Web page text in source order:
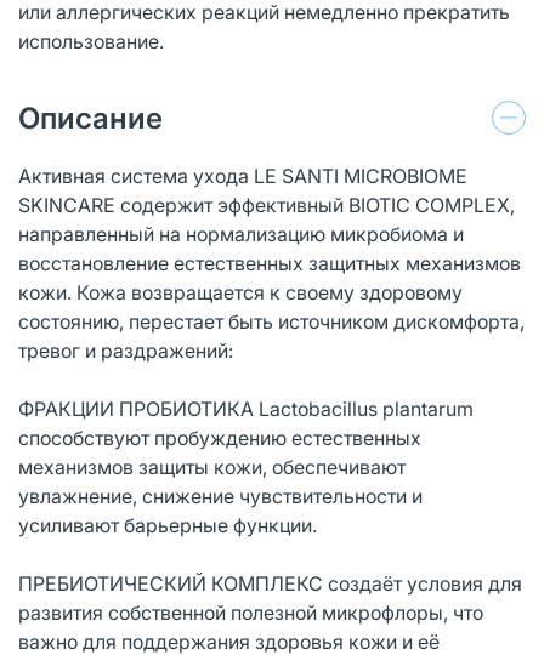
или аллергических реакций немедленно прекратить
использование.
Описание
Активная система ухода LE SANTI MICROBIOME
SKINCARE содержит эффективный BIOTIC COMPLEX,
направленный на нормализацию микробиома и
восстановление естественных защитных механизмов
кожи. Кожа возвращается к своему здоровому
состоянию, перестает быть источником дискомфорта,
тревог и раздражений:
ФРАКЦИИ ПРОБИОТИКА Lactobacillus plantarum
способствуют пробуждению естественных
механизмов защиты кожи, обеспечивают
увлажнение, снижение чувствительности и
усиливают барьерные функции.
ПРЕБИОТИЧЕСКИЙ КОМПЛЕКС создаёт условия для
развития собственной полезной микрофлоры, что
важно для поддержания здоровья кожи и её